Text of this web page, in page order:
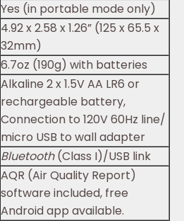
Yes (in portable mode only)
4.92 x 2.58 x 1.26” (125 x 65.5 x
32mm)
6.7oz (190g) with batteries
Alkaline 2 x 1.5V AA LR6 or
rechargeable battery,
Connection to 120V 60Hz line/
micro USB to wall adapter
Bluetooth(Class I)/USB link
AQR (Air Quality Report)
software included, free
Android app available.